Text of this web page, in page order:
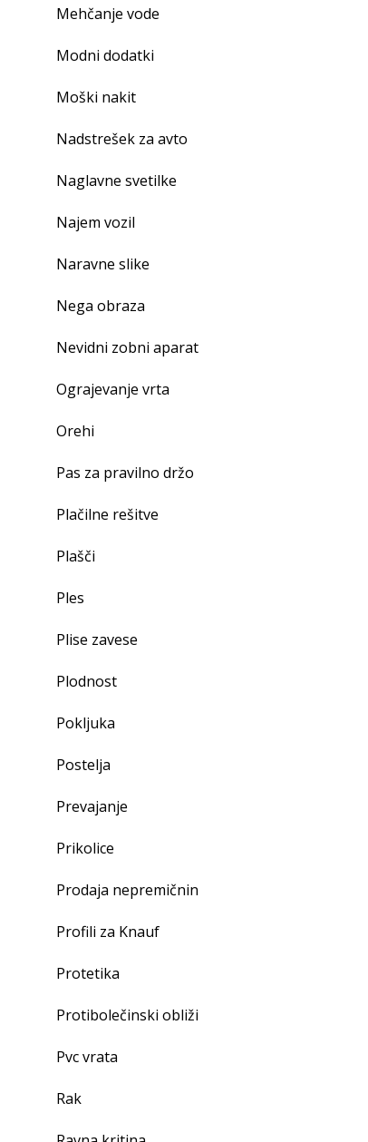
Mehčanje vode
Modni dodatki
Moški nakit
Nadstrešek za avto
Naglavne svetilke
Najem vozil
Naravne slike
Nega obraza
Nevidni zobni aparat
Ograjevanje vrta
Orehi
Pas za pravilno držo
Plačilne rešitve
Plašči
Ples
Plise zavese
Plodnost
Pokljuka
Postelja
Prevajanje
Prikolice
Prodaja nepremičnin
Profili za Knauf
Protetika
Protibolečinski obliži
Pvc vrata
Rak